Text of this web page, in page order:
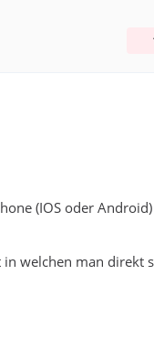
(IOS oder
welchen man direkt